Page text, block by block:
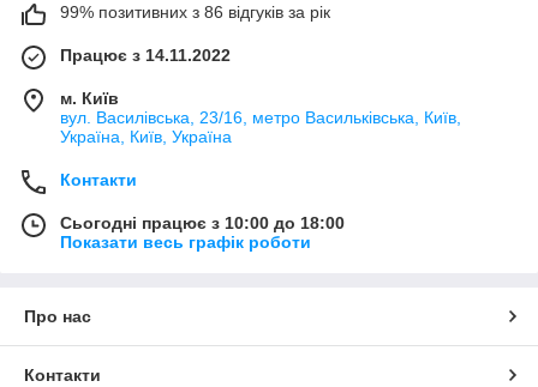
99% позитивних з 86 відгуків за рік
Працює з 14.11.2022
м. Київ
вул. Василівська, 23/16, метро Васильківська, Київ,
Україна, Київ, Україна
Контакти
Сьогодні працює з 10:00 до 18:00
Показати весь графік роботи
Про нас
Контакти